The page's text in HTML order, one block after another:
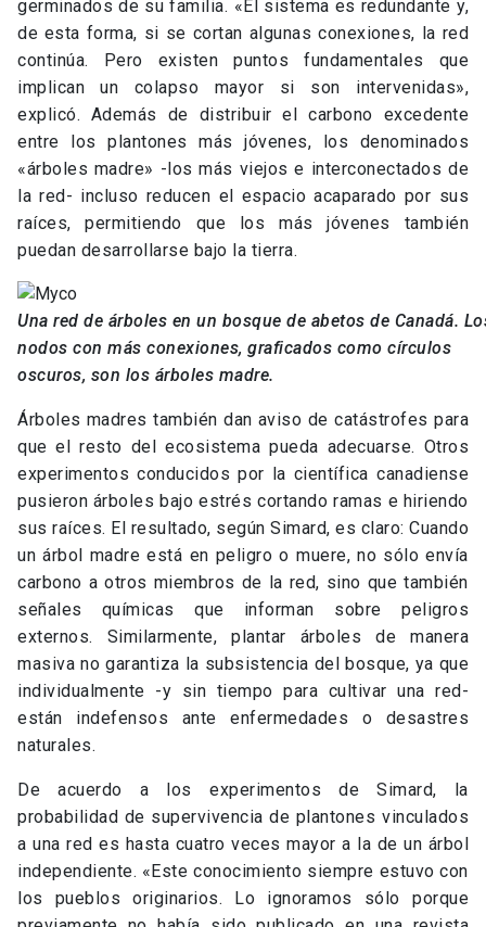
Árboles madres también dan aviso de catástrofes para
que el resto del ecosistema pueda adecuarse. Otros
experimentos conducidos por la científica canadiense
pusieron árboles bajo estrés cortando ramas e hiriendo
sus raíces. El resultado, según Simard, es claro: Cuando
un árbol madre está en peligro o muere, no sólo envía
carbono a otros miembros de la red, sino que también
señales químicas que informan sobre peligros
externos. Similarmente, plantar árboles de manera
masiva no garantiza la subsistencia del bosque, ya que
individualmente -y sin tiempo para cultivar una red-
están indefensos ante enfermedades o desastres
De acuerdo a los experimentos de Simard, la
probabilidad de supervivencia de plantones vinculados
a una red es hasta cuatro veces mayor a la de un árbol
independiente. «Este conocimiento siempre estuvo con
los pueblos originarios. Lo ignoramos sólo porque
previamente no había sido publicado en una revista
científica de prestigio. Y para resguardar la integridad
del medioambiente y enfrentar el cambio climático, es
necesario considerar todo el conocimiento disponible»,
concluyó.
Revive la charla de Suzanne Simard en el Centro de
Innovación UC aquí:
¿TE GUSTA ESTA PUBLICACIÓN?